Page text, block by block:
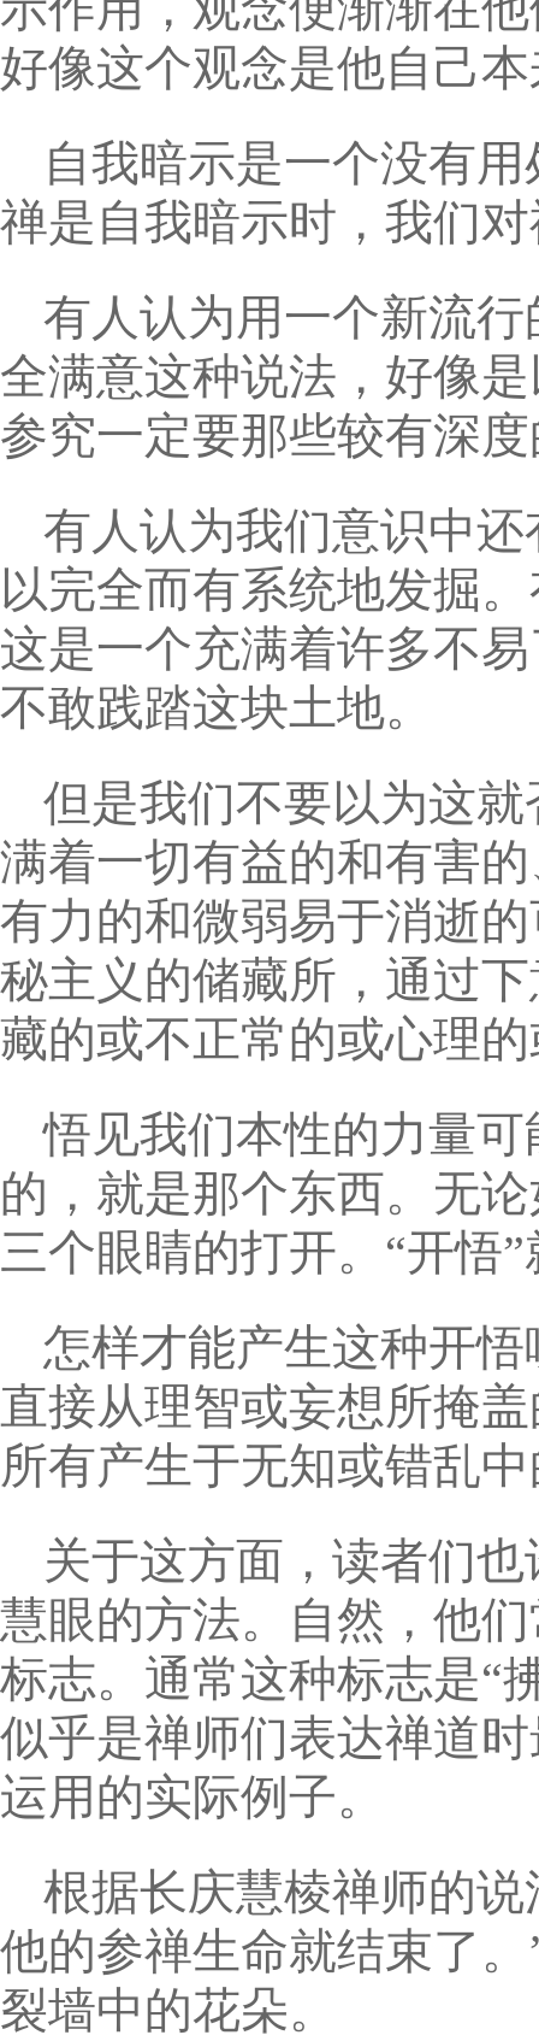
好像这个观念是他自己
自我暗示是一个没有
禅是自我暗示时，我们
有人认为用一个新流
全满意这种说法，好像
参究一定要那些较有深
有人认为我们意识中
以完全而有系统地发掘
这是一个充满着许多不
不敢践踏这块土地。
但是我们不要以为这
满着一切有益的和有害
有力的和微弱易于消逝
秘主义的储藏所，通过
藏的或不正常的或心理
悟见我们本性的力量
的，就是那个东西。无
三个眼睛的打开。“开悟
怎样才能产生这种开
直接从理智或妄想所掩
所有产生于无知或错乱
关于这方面，读者们
慧眼的方法。自然，他
标志。通常这种标志是“
似乎是禅师们表达禅道
运用的实际例子。
根据长庆慧棱禅师的
他的参禅生命就结束了
裂墙中的花朵。